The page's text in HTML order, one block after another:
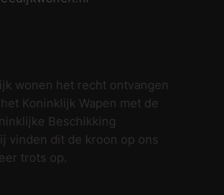
wonen het recht ontvangen
Koninklijk Wapen met de
Beschikking
vinden dit de kroon op ons
trots op.